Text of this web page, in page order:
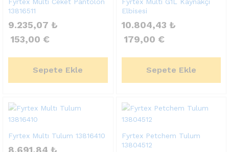
13816511
9.235,07 ₺
153,00 €
Sepete Ekle
Elbisesi
10.804,43 ₺
179,00 €
Sepete Ekle
Fyrtex Multı Tulum 13816410
8.691,84 ₺
Fyrtex Petchem Tulum
13804512